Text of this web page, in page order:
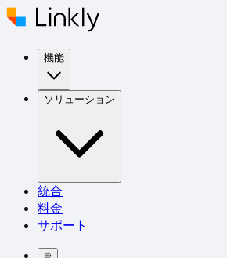
機能
ソリューション
統合
料金
サポート